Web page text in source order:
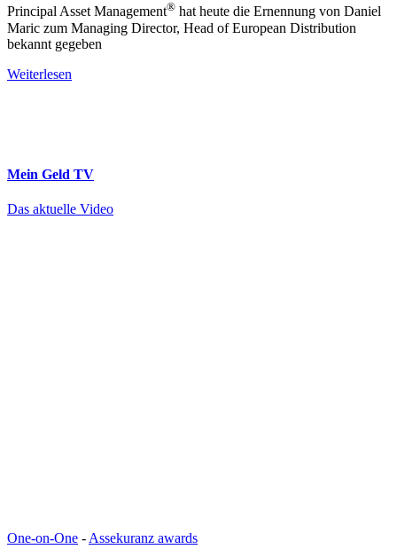
Principal Asset Management® hat heute die Ernennung von Daniel
Maric zum Managing Director, Head of European Distribution
bekannt gegeben
Weiterlesen
Mein Geld TV
Das aktuelle Video
One-on-One - Assekuranz awards